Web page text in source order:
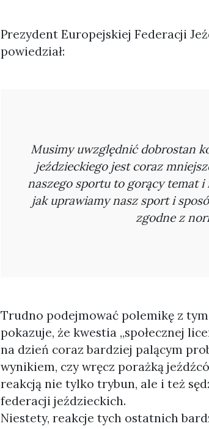
Prezydent Europejskiej Federacji
powiedział:
Musimy uwzględnić dobrostan
jeździeckiego jest coraz
naszego sportu to gorący temat i
jak uprawiamy nasz sport i
zgodne z
Trudno podejmować polemikę z
pokazuje, że kwestia „społecznej
na dzień coraz bardziej palącym
wynikiem, czy wręcz porażką
reakcją nie tylko trybun, ale i też
federacji jeździeckich.
Niestety, reakcje tych ostatnich